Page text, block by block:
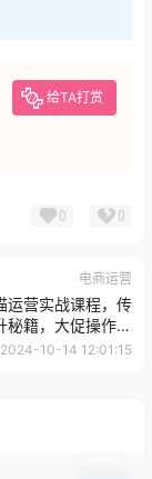
给TA打赏
0 0
电商运营
运营实战课程，传
秘籍，大促操作玩
法助你销量飙升
2024-10-14 12:01:15